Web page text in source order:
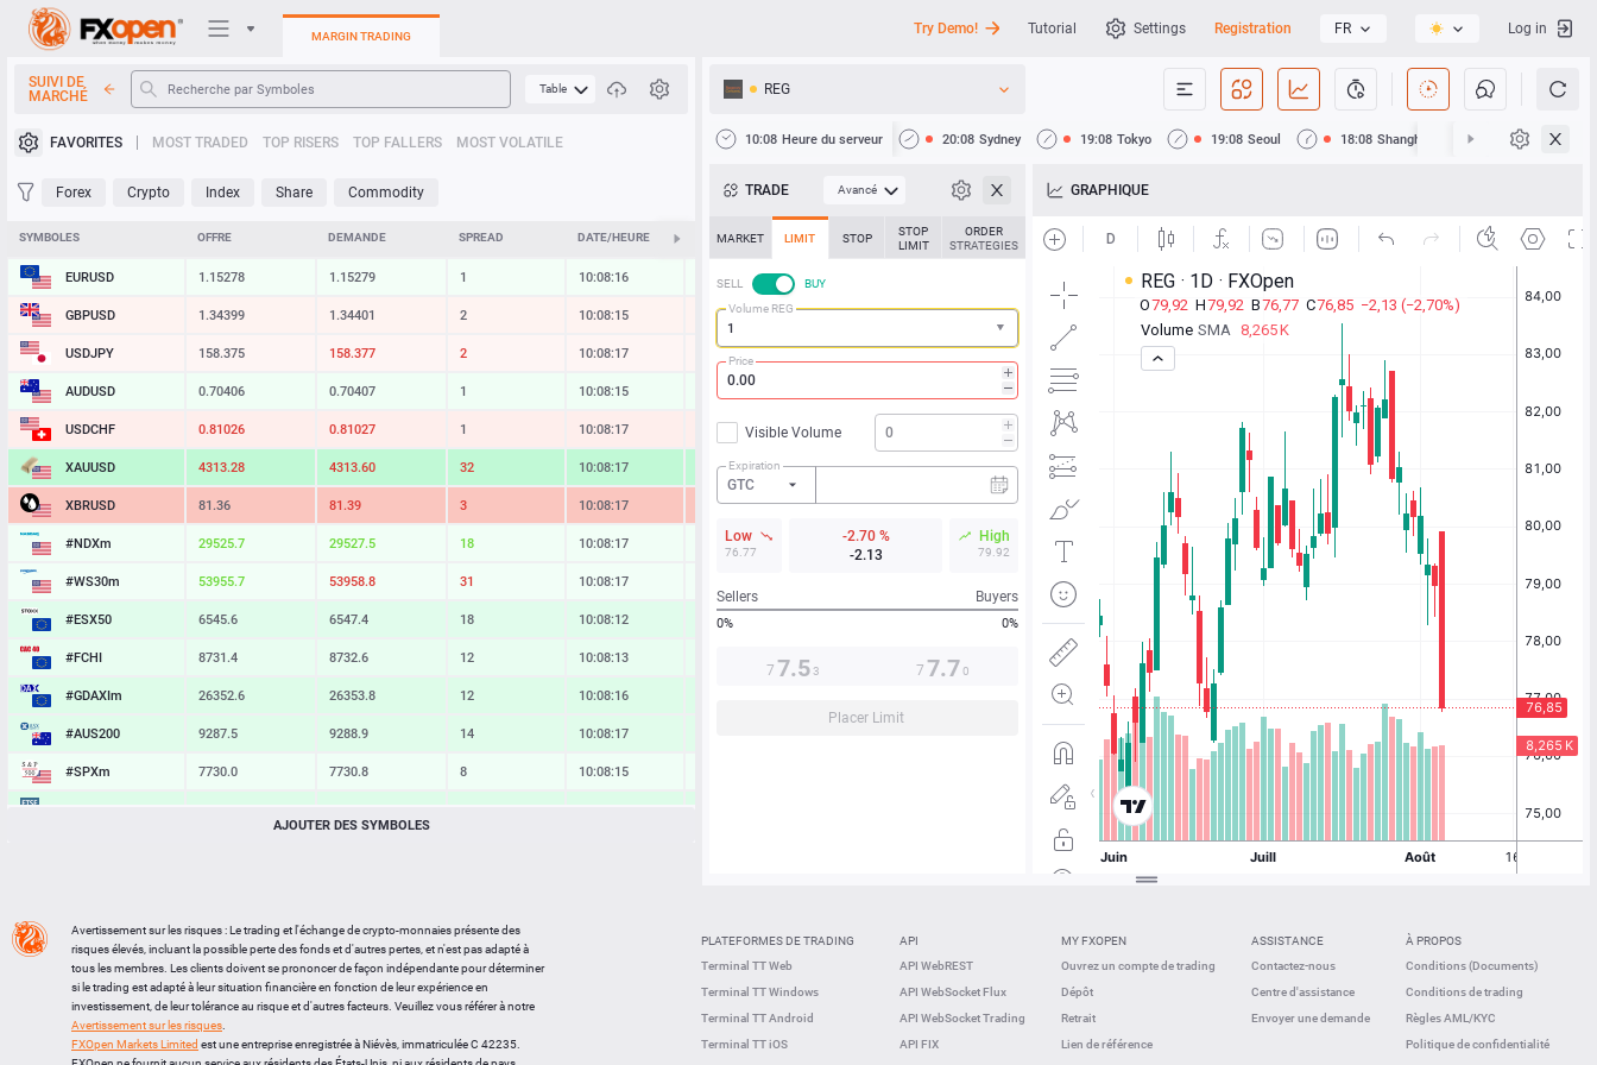
Plateformes de trading
Heatmap
MARGIN TRADING Try Demo! Tutorial Settings Registration FR Log in
SUIVI DE
MARCHÉ
Table
FAVORITES MOST TRADED TOP RISERS TOP FALLERS MOST VOLATILE
Forex Crypto Index Share Commodity
SYMBOLES OFFRE DEMANDE SPREAD DATE/HEURE ÉVOLUTION
EURUSD 1.15278 1.15279 1 10:08:16 0.03 %
GBPUSD 1.34399 1.34401 2 10:08:15 -0.11 %
USDJPY 158.375 158.377 2 10:08:17 -0.03 %
AUDUSD 0.70406 0.70407 1 10:08:15 0.11 %
USDCHF 0.81026 0.81027 1 10:08:17
XAUUSD 4313.28 4313.60 32 10:08:17 1.43 %
XBRUSD 81.36 81.39 3 10:08:17 -1.62 %
#NDXm 29525.7 29527.5 18 10:08:17 0.09 %
#WS30m 53955.7 53958.8 31 10:08:17
#ESX50 6545.6 6547.4 18 10:08:12 0.52 %
#FCHI 8731.4 8732.6 12 10:08:13
#GDAXIm 26352.6 26353.8 12 10:08:16
#AUS200 9287.5 9288.9 14 10:08:17
#SPXm 7730.0 7730.8 8 10:08:15
#UK100 10940.0 10940.9 9 10:08:13
LTCUSD 45.667 45.763 96
XRPUSD 1.03415 1.03575 0.08 %
ETHUSD 1912.684 1913.396 712 0.56 %
AJOUTER DES SYMBOLES
REG
10:08 Heure du serveur 20:08 Sydney 19:08 Tokyo 19:08 Seoul 18:08 Shanghai 18:08 Hong Kong
TRADE Avancé
MARKET LIMIT STOP
STOP
LIMIT
ORDER
STRATEGIES
SELL
BUY
Volume REG
Price
Visible Volume
Expiration
GTC
Low
76.77
-2.70 %
-2.13
High
79.92
Sellers Buyers
0% 0%
7 7.5 3 7 7.7 0
Placer Limit
GRAPHIQUE
PLATEFORMES DE TRADING
Terminal TT Web
Terminal TT Windows
Terminal TT Android
Terminal TT iOS
API
API WebREST
API WebSocket Flux
API WebSocket Trading
API FIX
MY FXOPEN
Ouvrez un compte de trading
Dépôt
Retrait
Lien de référence
ASSISTANCE
Contactez-nous
Centre d'assistance
Envoyer une demande
À PROPOS
Conditions (Documents)
Conditions de trading
Règles AML/KYC
Politique de confidentialité
Avertissement sur les risques : Le trading et l'échange de crypto-monnaies présente des
risques élevés, incluant la possible perte des fonds et d'autres pertes, et n'est pas adapté à
tous les membres. Les clients doivent se prononcer de façon indépendante pour déterminer
si le trading est adapté à leur situation financière en fonction de leur expérience en
investissement, de leur tolérance au risque et d'autres facteurs. Veuillez vous référer à notre
Avertissement sur les risques
FXOpen Markets Limited est une entreprise enregistrée à Niévès, immatriculée C 42235.